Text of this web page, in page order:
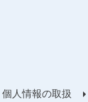
個人情報の取扱